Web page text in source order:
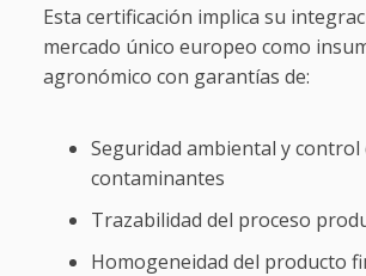
Esta certificación implica su
mercado único europeo como
agronómico con garantías de:
Seguridad ambiental y control
contaminantes
Trazabilidad del proceso
Homogeneidad del producto